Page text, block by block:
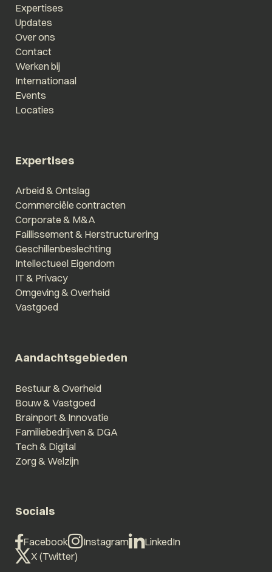
Expertises
Updates
Over ons
Contact
Werken bij
Internationaal
Events
Locaties
Expertises
Arbeid & Ontslag
Commerciële contracten
Corporate & M&A
Faillissement & Herstructurering
Geschillenbeslechting
Intellectueel Eigendom
IT & Privacy
Omgeving & Overheid
Vastgoed
Aandachtsgebieden
Bestuur & Overheid
Bouw & Vastgoed
Brainport & Innovatie
Familiebedrijven & DGA
Tech & Digital
Zorg & Welzijn
Socials
Facebook Instagram
LinkedIn
X (Twitter)